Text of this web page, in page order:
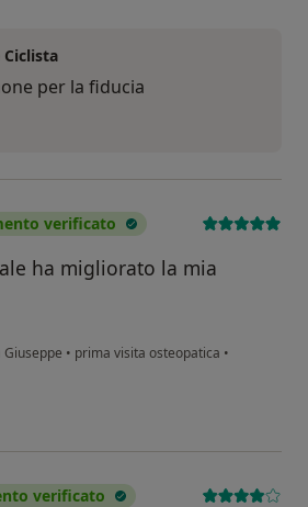
per la fiducia
verificato
ha migliorato la mia
• prima visita osteopatica •
M.P.
verificato